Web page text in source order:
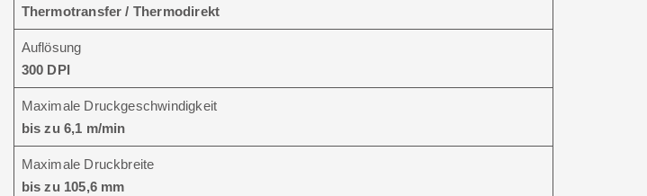
Thermotransfer / Thermodirekt
Auflösung
300 DPI
Maximale Druckgeschwindigkeit
bis zu 6,1 m/min
Maximale Druckbreite
bis zu 105,6 mm